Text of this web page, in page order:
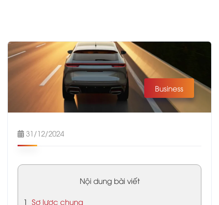
Business
31/12/2024
Nội dung bài viết
1 Sơ lược chung